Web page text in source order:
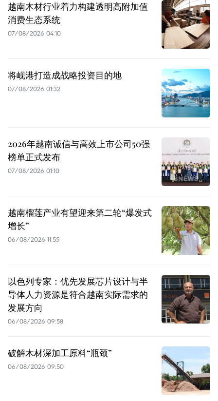
越南木材行业着力构建透明高附加值
消费生态系统
07/08/2026 04:10
将岘港打造成战略投资目的地
07/08/2026 01:32
2026年越南诚信与高效上市公司50强
榜单正式发布
07/08/2026 01:10
越南榴莲产业有望迎来第二轮“爆发式
增长”
06/08/2026 11:55
以色列专家：优先发展芯片设计与半
导体人力资源是符合越南实际需求的
发展方向
06/08/2026 09:58
破解木材深加工原料“瓶颈”
06/08/2026 09:50